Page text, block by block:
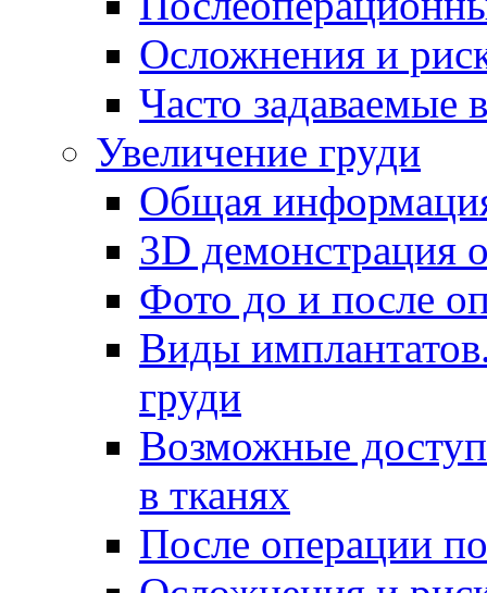
Осложнения и
Часто задаваемые
Увеличение груди
Общая
3D демонстрация
Фото до и после
Виды
груди
Возможные
в тканях
После операции